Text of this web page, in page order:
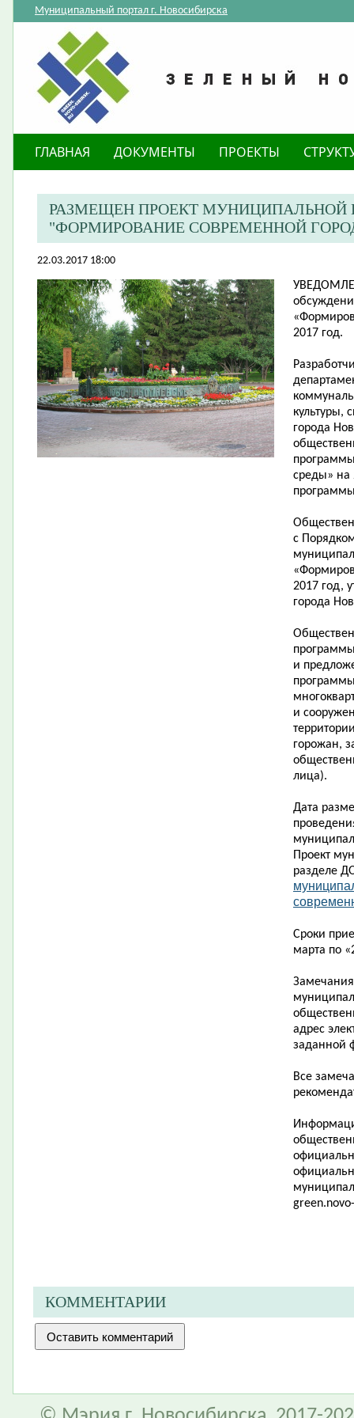
Муниципальный портал г. Новосибирска
ГЛАВНАЯ ДОКУМЕНТЫ ПРОЕКТЫ
РАЗМЕЩЕН ПРОЕКТ МУНИЦИПАЛЬНОЙ
"ФОРМИРОВАНИЕ СОВРЕМЕННОЙ
22.03.2017 18:00
2017 год.
культуры,
города
среды» на
с
2017 год,
города
и
и
горожан,
лица).
Дата
Проект
разделе
Сроки
марта по
адрес
заданной
Все
green.novo-
КОММЕНТАРИИ